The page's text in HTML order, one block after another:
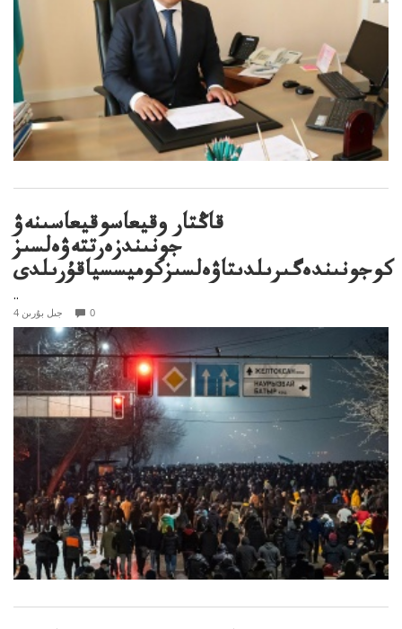
قاڭتار وقيعاسوقيعاسىنەۋ
جونىندزەرتتەۋەلسىز
كوجونىندەگىرىلدىتاۋەلسىزكوميسسياقۇرىلدى
..
4 جىل بۇرىن 0